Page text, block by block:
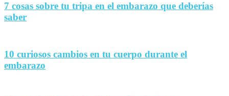
7 cosas sobre tu tripa en el embarazo que deberías
saber
10 curiosos cambios en tu cuerpo durante el
embarazo